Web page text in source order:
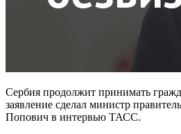
Сербия продолжит принимать
заявление сделал министр
Попович в интервью ТАСС.